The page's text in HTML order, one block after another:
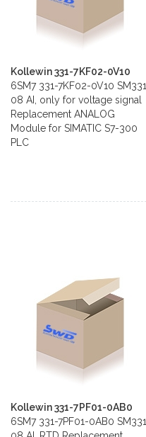
Kollewin 331-7KF02-0V10
6SM7 331-7KF02-0V10 SM331
08 AI, only for voltage signal
Replacement ANALOG
Module for SIMATIC S7-300
PLC
Kollewin 331-7PF01-0AB0
6SM7 331-7PF01-0AB0 SM331